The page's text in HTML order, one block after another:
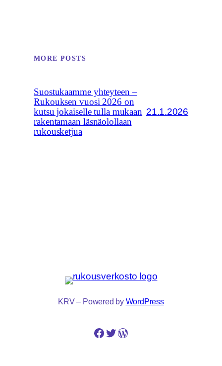
MORE POSTS
Suostukaamme yhteyteen –
Rukouksen vuosi 2026 on
kutsu jokaiselle tulla mukaan
rakentamaan läsnäolollaan
rukousketjua
21.1.2026
KRV – Powered by WordPress
Facebook
Twitter
WordPress